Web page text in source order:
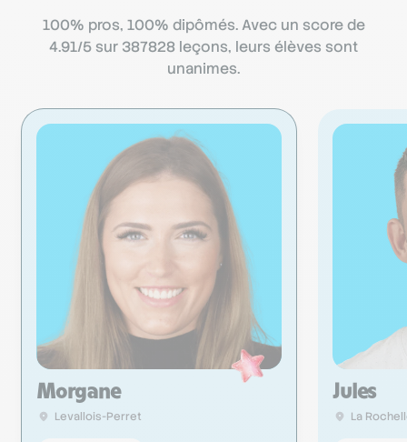
100% pros, 100% dipômés. Avec un score de
4.91/5 sur 387828 leçons, leurs élèves sont
unanimes.
Morgane
Levallois-Perret
Jules
La